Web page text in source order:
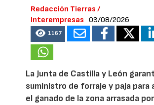
Redacción Tierras /
Interempresas
03/08/2026
1167
La Junta de Castilla y León
suministro de forraje y paja para
el ganado de la zona arrasada